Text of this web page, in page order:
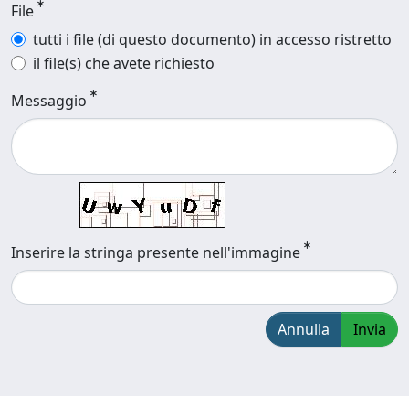
File
tutti i file (di questo documento) in accesso ristretto
il file(s) che avete richiesto
Messaggio
Inserire la stringa presente nell'immagine
Annulla Invia